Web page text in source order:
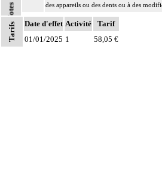
Notes
des appareils ou des dents ou à des
7
Les actes sur la cavité de l'abdomen, par
rétropéritonéoscopie incluent l'évacuation
Tarifs Date d'effet Activité
Tarif
01/01/2025 1 58,05 €